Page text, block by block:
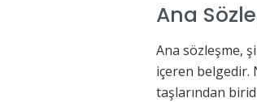
Ana
Ana sözleşme,
içeren belgedir.
taşlarından